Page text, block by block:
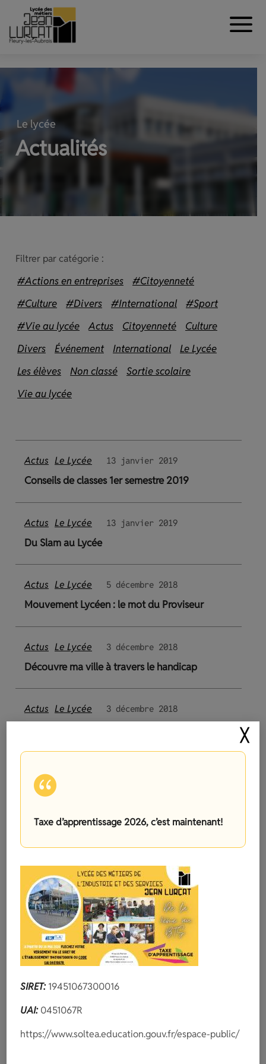
Aller au contenu
Le lycée
Actualités
Filtrer par catégorie :
#Actions en entreprises
#Citoyenneté
#Culture
#Divers #International
#Sport
#Vie au lycée
Actus Citoyenneté
Culture
Divers
Événement International
Le Lycée
Les élèves
Non classé
Sortie scolaire
Vie au lycée
Actus Le Lycée 13 janvier 2019
Conseils de classes 1er semestre 2019
Actus Le Lycée 13 janvier 2019
Du Slam au Lycée
Actus Le Lycée 5 décembre 2018
Mouvement Lycéen : le mot du Proviseur
Actus Le Lycée 3 décembre 2018
Découvre ma ville à travers le handicap
Actus Le Lycée 3 décembre 2018
Actus
Portes Ouvertes Mars 2019
Actus Le Lycée Les élèves 20 octobre 2018
Déjeuner équilibré !
Actus Le Lycée 17 octobre 2018
Jean Lurçat toujours solidaire
Taxe d’apprentissage 2026, c’est maintenant!
SIRET:19451067300016
UAI:0451067R
https://www.soltea.education.gouv.fr/espace-public/
╳
Panneau de gestion des cookies